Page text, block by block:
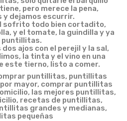
pero merece la pena,
y dejamos escurrir.
sofrito todo bien cortadito,
y el tomate, la guindilla y ya
puntillitas.
ajos con el perejil y la sal,
la tinta y el vino en una
este tierno, listo a comer.
puntillitas, puntillitas
mayor, comprar puntillitas
las mejores puntillitas,
recetas de puntillitas,
grandes y medianas,
pequeñas